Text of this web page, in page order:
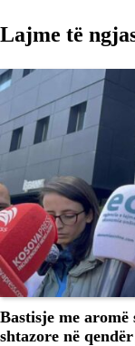
Lajme të
Bastisje me
shtazore në